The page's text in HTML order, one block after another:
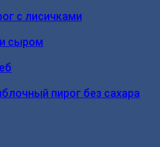
с лисичками
сыром
пирог без сахара